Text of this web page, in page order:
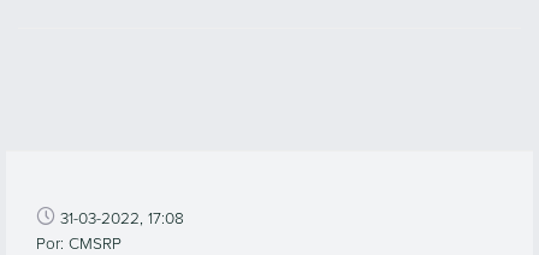
31-03-2022, 17:08
Por: CMSRP